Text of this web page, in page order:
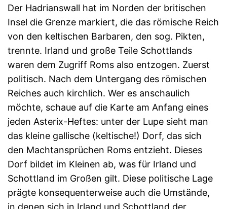
Der Hadrianswall hat im Norden der britischen
Insel die Grenze markiert, die das römische Reich
von den keltischen Barbaren, den sog. Pikten,
trennte. Irland und große Teile Schottlands
waren dem Zugriff Roms also entzogen. Zuerst
politisch. Nach dem Untergang des römischen
Reiches auch kirchlich. Wer es anschaulich
möchte, schaue auf die Karte am Anfang eines
jeden Asterix-Heftes: unter der Lupe sieht man
das kleine gallische (keltische!) Dorf, das sich
den Machtansprüchen Roms entzieht. Dieses
Dorf bildet im Kleinen ab, was für Irland und
Schottland im Großen gilt. Diese politische Lage
prägte konsequenterweise auch die Umstände,